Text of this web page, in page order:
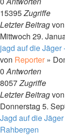
15395Zugriffe
Letzter Beitragvon
Mittwoch 29.
jagd auf die Jäger
von Reporter »
0Antworten
8057Zugriffe
Letzter Beitragvon
Donnerstag 5.
Jagd auf die
Rahbergen